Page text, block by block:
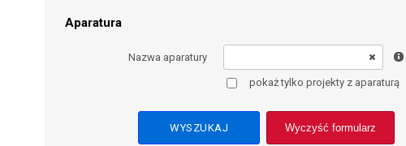
Aparatura
Nazwa aparatury
pokaż tylko projekty z aparaturą
Wyczyść formularz